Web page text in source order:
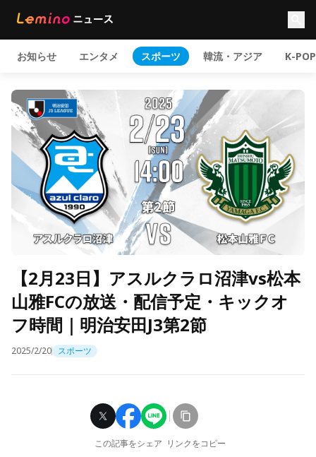
お知らせ エンタメ スポーツ 韓流・アジア K-POP
【2月23日】アスルクラロ沼津vs松本
山雅FCの放送・配信予定・キックオ
フ時間｜明治安田J3第2節
2025/2/20 スポーツ
この記事をシェア リンクをコピー